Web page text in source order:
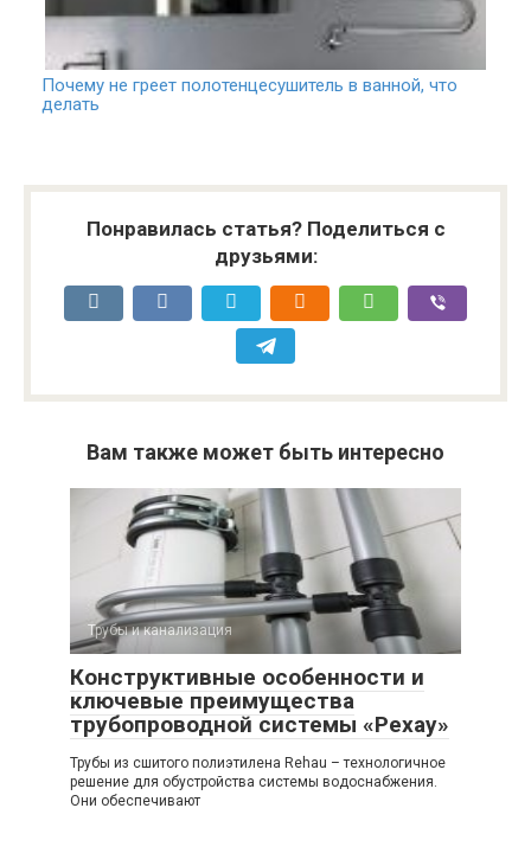
Почему не греет полотенцесушитель в ванной, что
делать
Понравилась статья? Поделиться с
друзьями:
Вам также может быть интересно
Трубы и канализация
Конструктивные особенности и
ключевые преимущества
трубопроводной системы «Рехау»
Трубы из сшитого полиэтилена Rehau – технологичное
решение для обустройства системы водоснабжения.
Они обеспечивают